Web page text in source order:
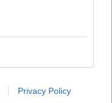
Privacy Policy
avtomobil bolj ali
pa pred
bo še električni iX s
v prejšnji